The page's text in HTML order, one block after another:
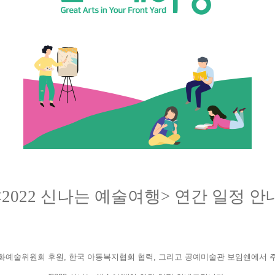
신나는 예술여행> 연간 일정 안
예술위원회 후원, 한국 아동복지협회 협력, 그리고 공예미술관 보임쉔에서